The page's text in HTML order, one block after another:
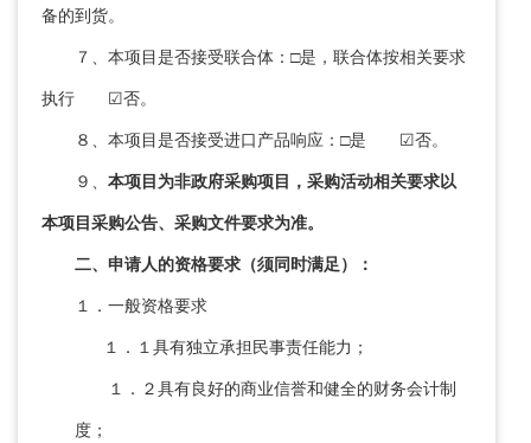
备的到货。
７、本项目是否接受联合体：□是，联合体按相关要求
执行 ☑否。
８、本项目是否接受进口产品响应：□是 ☑否。
９、 本项目为非政府采购项目，采购活动相关要求以
本项目采购公告、采购文件要求为准。
二、申请人的资格要求（须同时满足）：
１．一般资格要求
１．１具有独立承担民事责任能力；
１．２具有良好的商业信誉和健全的财务会计制
度；